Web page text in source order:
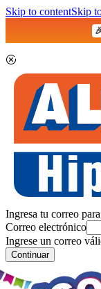
Skip to contentSkip
Ingresa tu correo
Correo electrónico
Ingrese un correo
Continuar